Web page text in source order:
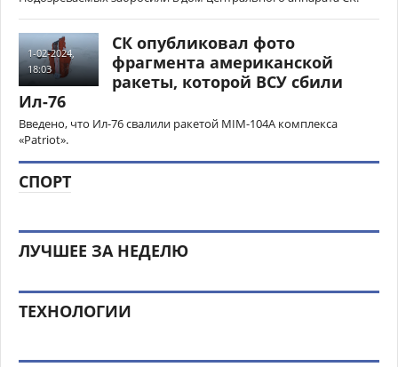
1-02-2024,
18:03
СК опубликовал фото
фрагмента американской
ракеты, которой ВСУ сбили
Ил-76
Введено, что Ил-76 свалили ракетой MIM-104A комплекса
«Patriot».
СПОРТ
ЛУЧШЕЕ ЗА НЕДЕЛЮ
ТЕХНОЛОГИИ